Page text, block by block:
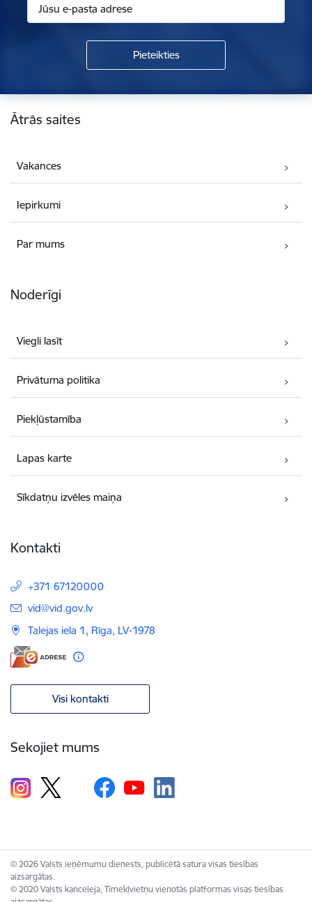
Kājene
Ātrās saites
Vakances
Iepirkumi
Par mums
Noderīgi
Viegli lasīt
Privātuma politika
Piekļūstamība
Lapas karte
Sīkdatņu izvēles maiņa
Kontakti
+371 67120000
E-pasts:
vid@vid.gov.lv
Talejas iela 1, Rīga, LV-1978
Visi kontakti
Sekojiet mums
© 2026 Valsts ieņēmumu dienests, publicētā satura visas tiesības
aizsargātas.
© 2020 Valsts kanceleja, Tīmekļvietņu vienotās platformas visas tiesības